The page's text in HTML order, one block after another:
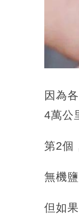
因為
4萬公
第2個
無機
但如